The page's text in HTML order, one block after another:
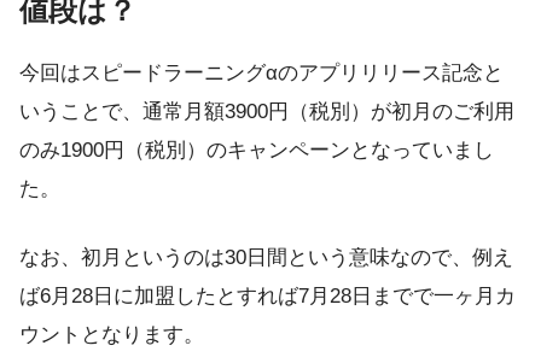
値段は？
今回はスピードラーニングαのアプリリリース記念と
いうことで、通常月額3900円（税別）が初月のご利用
のみ1900円（税別）のキャンペーンとなっていまし
た。
なお、初月というのは30日間という意味なので、例え
ば6月28日に加盟したとすれば7月28日までで一ヶ月カ
ウントとなります。